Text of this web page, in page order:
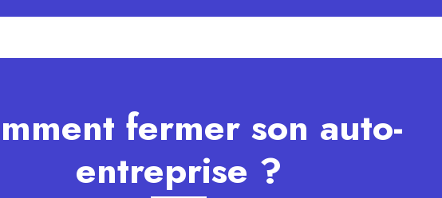
fermer son auto-
entreprise ?